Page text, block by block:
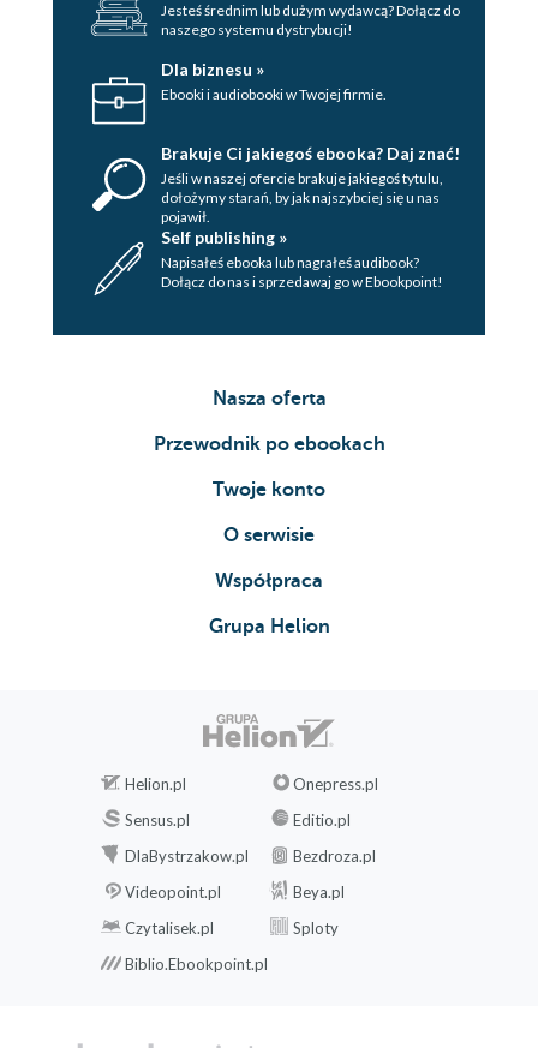
Jesteś średnim lub dużym wydawcą? Dołącz do
naszego systemu dystrybucji!
Dla biznesu »
Ebooki i audiobooki w Twojej firmie.
Brakuje Ci jakiegoś ebooka? Daj znać!
Jeśli w naszej ofercie brakuje jakiegoś tytulu,
dołożymy starań, by jak najszybciej się u nas
pojawił.
Self publishing »
Napisałeś ebooka lub nagrałeś audibook?
Dołącz do nas i sprzedawaj go w Ebookpoint!
Nasza oferta
Przewodnik po ebookach
Twoje konto
O serwisie
Współpraca
Grupa Helion
Helion.pl
Onepress.pl
Sensus.pl
Editio.pl
DlaBystrzakow.pl
Bezdroza.pl
Videopoint.pl
Beya.pl
Czytalisek.pl
Sploty
Biblio.Ebookpoint.pl